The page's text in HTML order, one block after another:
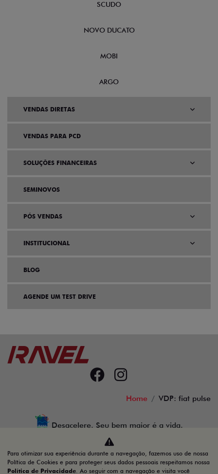
SCUDO
NOVO DUCATO
MOBI
ARGO
VENDAS DIRETAS
VENDAS PARA PCD
SOLUÇÕES FINANCEIRAS
SEMINOVOS
PÓS VENDAS
INSTITUCIONAL
BLOG
AGENDE UM TEST DRIVE
Home VDP: fiat pulse
Desacelere. Seu bem maior é a vida.
Para otimizar sua experiência durante a navegação, fazemos uso de nossa
Política de Cookies e para proteger seus dados pessoais respeitamos nossa
Política de Privacidade. Ao seguir com a navegação e visita você